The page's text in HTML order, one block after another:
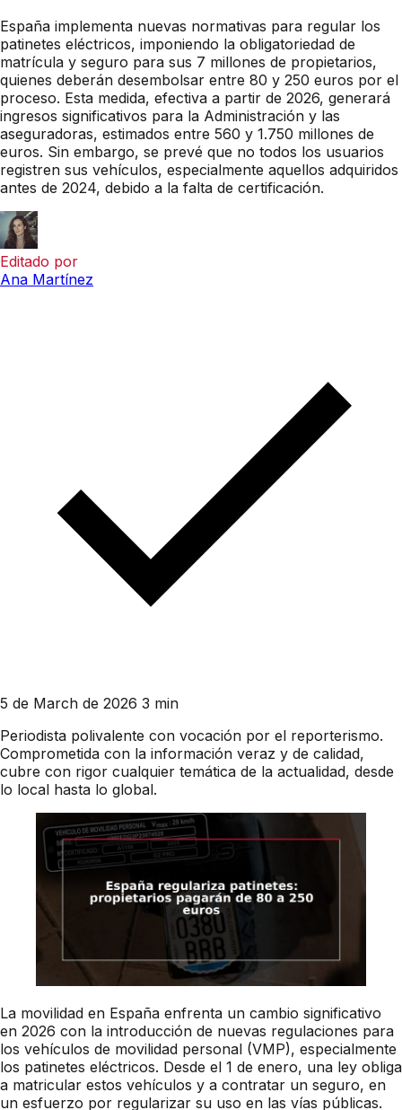
España implementa nuevas normativas para regular los
patinetes eléctricos, imponiendo la obligatoriedad de
matrícula y seguro para sus 7 millones de propietarios,
quienes deberán desembolsar entre 80 y 250 euros por el
proceso. Esta medida, efectiva a partir de 2026, generará
ingresos significativos para la Administración y las
aseguradoras, estimados entre 560 y 1.750 millones de
euros. Sin embargo, se prevé que no todos los usuarios
registren sus vehículos, especialmente aquellos adquiridos
antes de 2024, debido a la falta de certificación.
Editado por
Ana Martínez
5 de March de 2026 3 min
Periodista polivalente con vocación por el reporterismo.
Comprometida con la información veraz y de calidad,
cubre con rigor cualquier temática de la actualidad, desde
lo local hasta lo global.
La movilidad en España enfrenta un cambio significativo
en 2026 con la introducción de nuevas regulaciones para
los vehículos de movilidad personal (VMP), especialmente
los patinetes eléctricos. Desde el 1 de enero, una ley obliga
a matricular estos vehículos y a contratar un seguro, en
un esfuerzo por regularizar su uso en las vías públicas.